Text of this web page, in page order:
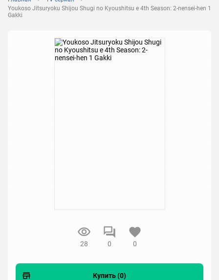
Youkoso Jitsuryoku Shijou Shugi no Kyoushitsu e 4th Season: 2-nensei-hen 1
Gakki
28 0 0
Купить (0)